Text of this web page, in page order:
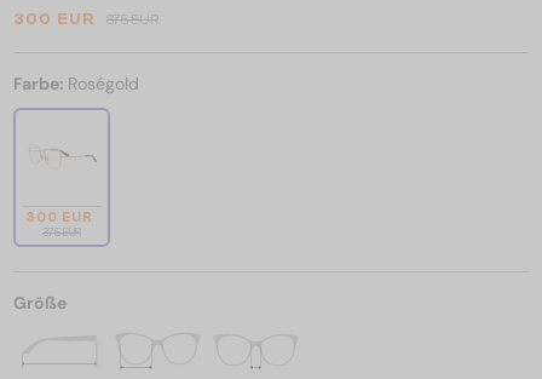
300 EUR 375 EUR
Farbe: Roségold
300 EUR
375 EUR
Größe